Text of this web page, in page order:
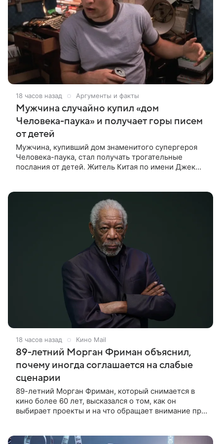
18 часов назад Аргументы и факты
Мужчина случайно купил «дом
Человека-паука» и получает горы писем
от детей
Мужчина, купивший дом знаменитого супергероя
Человека-паука, стал получать трогательные
послания от детей. Житель Китая по имени Джек
18 часов назад Кино Mail
89-летний Морган Фриман объяснил,
почему иногда соглашается на слабые
сценарии
89-летний Морган Фриман, который снимается в
кино более 60 лет, высказался о том, как он
выбирает проекты и на что обращает внимание при